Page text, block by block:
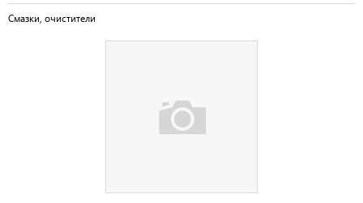
Смазки, очистители